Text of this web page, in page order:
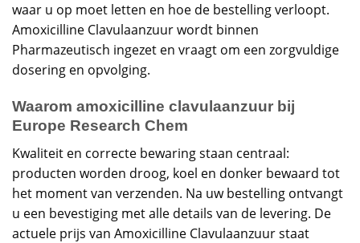
waar u op moet letten en hoe de bestelling verloopt.
Amoxicilline Clavulaanzuur wordt binnen
Pharmazeutisch ingezet en vraagt om een zorgvuldige
dosering en opvolging.
Waarom amoxicilline clavulaanzuur bij
Europe Research Chem
Kwaliteit en correcte bewaring staan centraal:
producten worden droog, koel en donker bewaard tot
het moment van verzenden. Na uw bestelling ontvangt
u een bevestiging met alle details van de levering. De
actuele prijs van Amoxicilline Clavulaanzuur staat